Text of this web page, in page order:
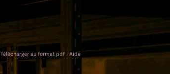
Télécharger au format pdf | Aide